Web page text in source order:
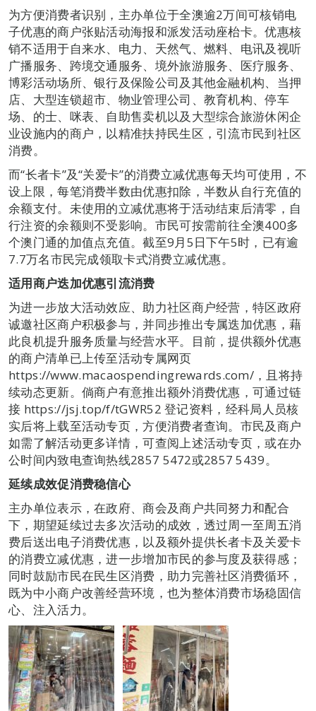
为方便消费者识别，主办单位于全澳逾2万间可核销电
子优惠的商户张贴活动海报和派发活动座枱卡。优惠核
销不适用于自来水、电力、天然气、燃料、电讯及视听
广播服务、跨境交通服务、境外旅游服务、医疗服务、
博彩活动场所、银行及保险公司及其他金融机构、当押
店、大型连锁超市、物业管理公司、教育机构、停车
场、的士、咪表、自助售卖机以及大型综合旅游休闲企
业设施内的商户，以精准扶持民生区，引流市民到社区
消费。
而“长者卡”及“关爱卡”的消费立减优惠每天均可使用，不
设上限，每笔消费半数由优惠扣除，半数从自行充值的
余额支付。未使用的立减优惠将于活动结束后清零，自
行注资的余额则不受影响。市民可按需前往全澳400多
个澳门通的加值点充值。截至9月5日下午5时，已有逾
7.7万名市民完成领取卡式消费立减优惠。
适用商户迭加优惠引流消费
为进一步放大活动效应、助力社区商户经营，特区政府
诚邀社区商户积极参与，并同步推出专属迭加优惠，藉
此良机提升服务质量与经营水平。目前，提供额外优惠
的商户清单已上传至活动专属网页
https://www.macaospendingrewards.com/，且将持
续动态更新。倘商户有意推出额外消费优惠，可通过链
接 https://jsj.top/f/tGWR52 登记资料，经科局人员核
实后将上载至活动专页，方便消费者查询。市民及商户
如需了解活动更多详情，可查阅上述活动专页，或在办
公时间内致电查询热线2857 5472或2857 5439。
延续成效促消费稳信心
主办单位表示，在政府、商会及商户共同努力和配合
下，期望延续过去多次活动的成效，透过周一至周五消
费后送出电子消费优惠，以及额外提供长者卡及关爱卡
的消费立减优惠，进一步增加市民的参与度及获得感；
同时鼓励市民在民生区消费，助力完善社区消费循环，
既为中小商户改善经营环境，也为整体消费市场稳固信
心、注入活力。